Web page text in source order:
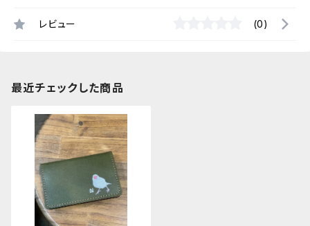
レビュー (0)
最近チェックした商品